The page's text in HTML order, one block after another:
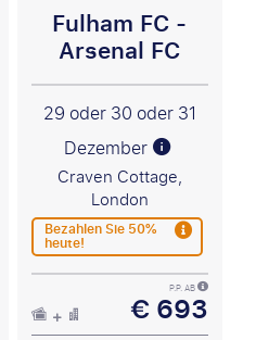
Fulham FC -
Arsenal FC
29 oder 30 oder 31
Dezember
Craven Cottage,
London
Bezahlen Sie 50%
heute!
P.P. AB
€ 693